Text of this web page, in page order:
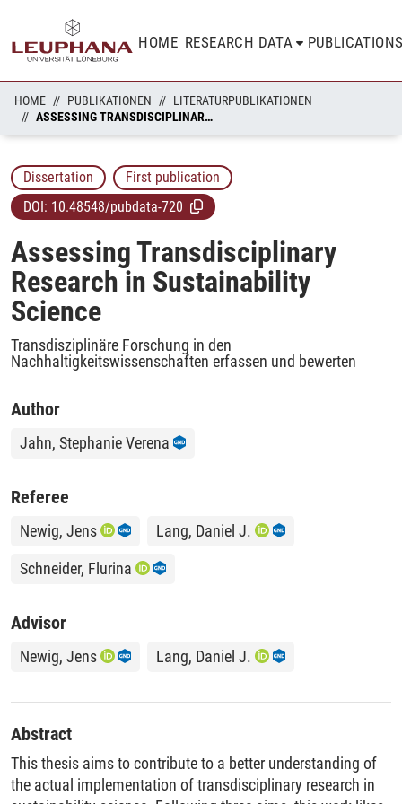
HOME RESEARCH DATA
HOME PUBLIKATIONEN
LITERATURPUBLIKATIONEN
ASSESSING TRANSDISCIPLINARY RESEARCH IN SUSTAINABILITY SCIENCE
Dissertation
First publication
DOI: 10.48548/pubdata-720
Assessing Transdisciplinary
Research in Sustainability
Science
Transdisziplinäre Forschung in den
Nachhaltigkeitswissenschaften erfassen und bewerten
Author
Jahn, Stephanie Verena
Referee
Newig, Jens
Lang, Daniel J.
Schneider, Flurina
Advisor
Newig, Jens Lang, Daniel J.
Abstract
This thesis aims to contribute to a better understanding of
the actual implementation of transdisciplinary research in